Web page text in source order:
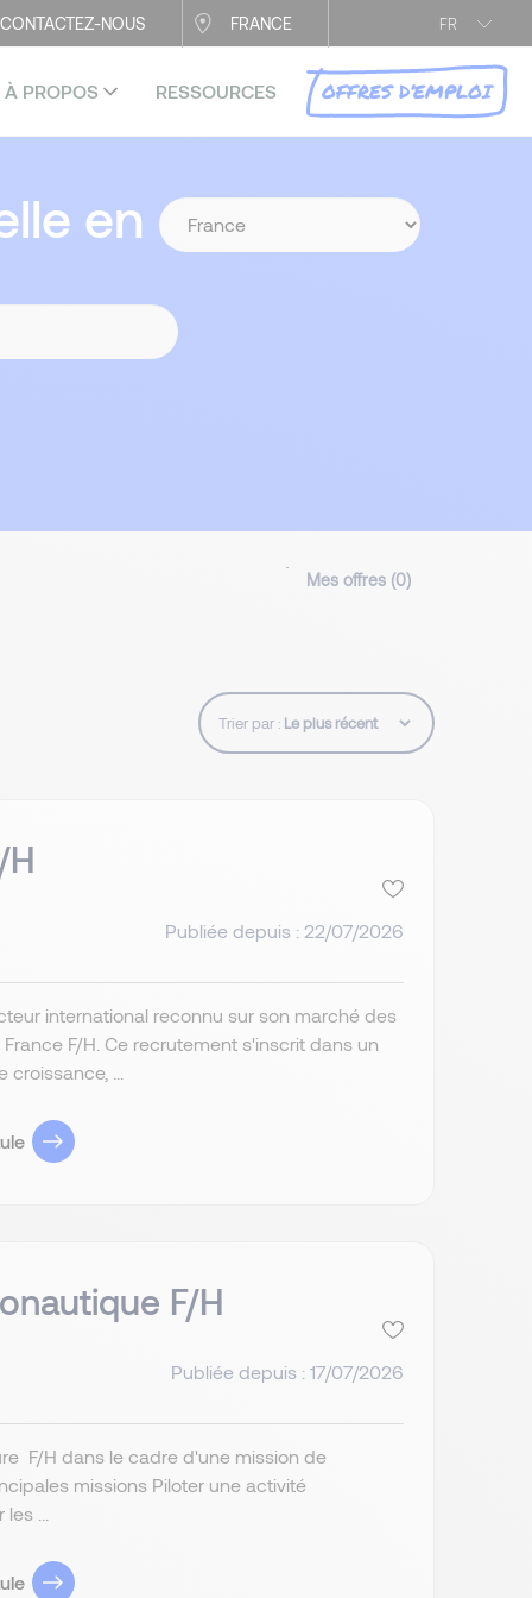
FR
CONTACTEZ-NOUS FRANCE
À PROPOS RESSOURCES OFFRES D’EMPLOI
en
Mes offres (0)
Trier par :
Publiée depuis : 22/07/2026
international reconnu sur son marché des
F/H. Ce recrutement s'inscrit dans un
...
F/H
Publiée depuis : 17/07/2026
F/H dans le cadre d'une mission de
missions Piloter une activité
...